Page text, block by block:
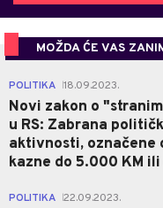
MOŽDA ĆE VAS
POLITIKA 18.09.2023.
Novi zakon o
u RS: Zabrana
aktivnosti, označene
kazne do 5.000 KM
POLITIKA 22.09.2023.